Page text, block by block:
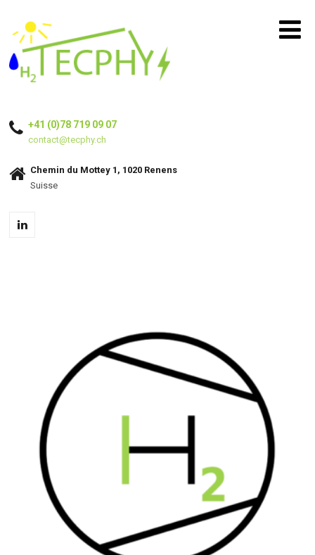
+41 (0)78 719 09 07
contact@tecphy.ch
Chemin du Mottey 1, 1020 Renens
Suisse